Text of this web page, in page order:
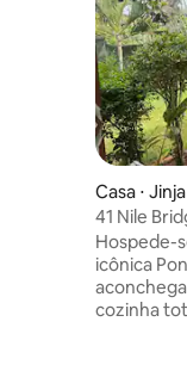
Casa ⋅ Jinja
41 Nile
Hospede-
icônica
cozinha